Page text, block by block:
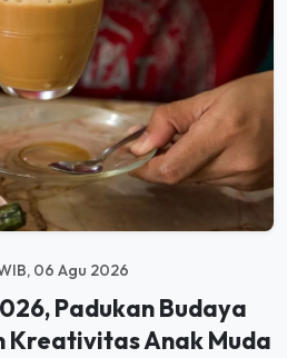
06 Agu 2026
Padukan Budaya
Kreativitas Anak Muda